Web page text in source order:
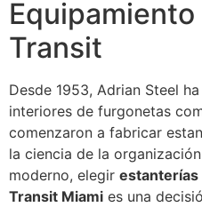
Equipamiento
Transit
Desde 1953, Adrian Steel
interiores de furgonetas
comenzaron a fabricar
la ciencia de la
moderno, elegir estanterías
Transit Miami es una